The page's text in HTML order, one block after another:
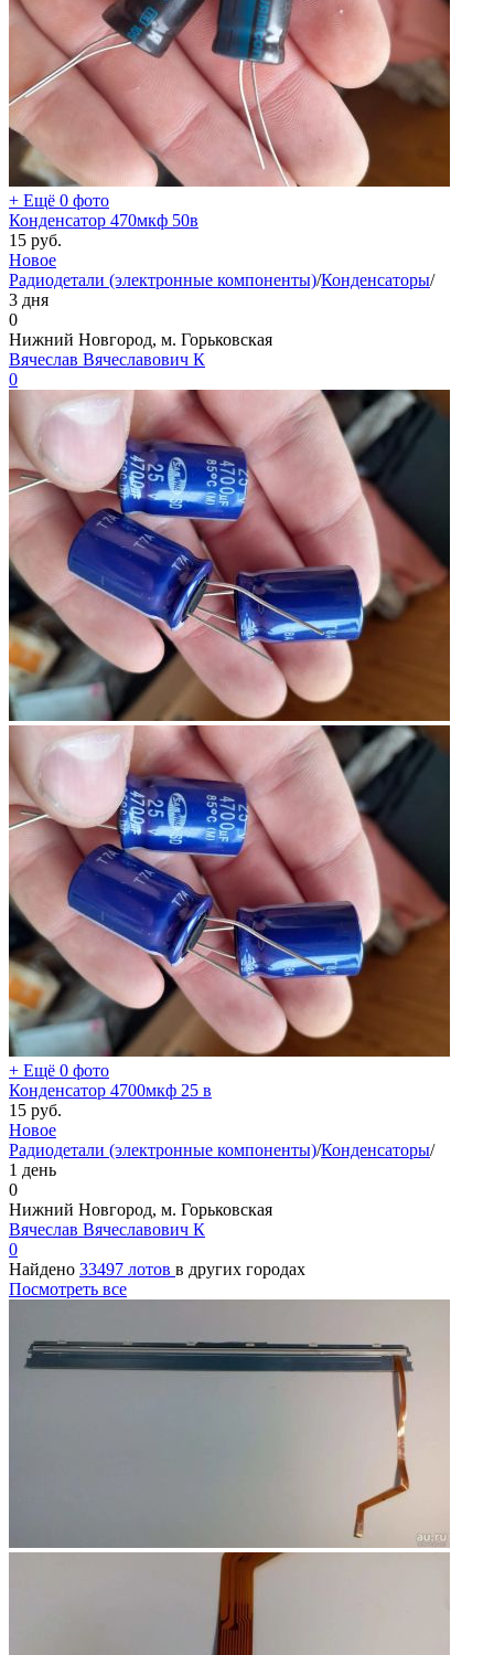
+ Ещё 0 фото
Конденсатор 470мкф 50в
15 руб.
Новое
Радиодетали (электронные компоненты)/Конденсаторы/
3 дня
0
Нижний Новгород, м. Горьковская
Вячеслав Вячеславович К
0
+ Ещё 0 фото
Конденсатор 4700мкф 25 в
15 руб.
Новое
Радиодетали (электронные компоненты)/Конденсаторы/
1 день
0
Нижний Новгород, м. Горьковская
Вячеслав Вячеславович К
0
Найдено 33497 лотов в других городах
Посмотреть все